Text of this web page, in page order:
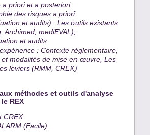
a priori et a posteriori
des risques a priori
et audits) : Les outils existants
Archimed, mediEVAL),
et audits
: Contexte réglementaire,
et modalités de mise en œuvre, Les
leviers (RMM, CREX)
méthodes et outils d'analyse
REX
CREX
(Facile)